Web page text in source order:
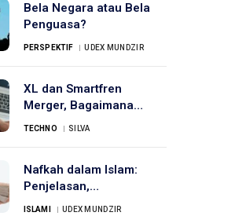
Bela Negara atau Bela
Penguasa?
PERSPEKTIF UDEX MUNDZIR
XL dan Smartfren
Merger, Bagaimana
‘Nasib’ Pelanggan?
TECHNO SILVA
Nafkah dalam Islam:
Penjelasan,
Pelanggaran, dan
ISLAMI UDEX MUNDZIR